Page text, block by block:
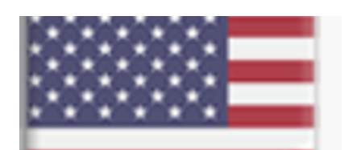
홈센터를 찾는다. 홈센터에서 취급하는 물건들로 집을 한 채 지을 수도
있다는 말을 들은 적이 있다. 정말 건축자재, 공구, 전등 종류를 포함한
간단한 전자제품들은 물론이거니와 인테리어 제품들, 취미 코너 등등으
로 종류별로 구분이 잘 되어있으며, 어떻게 이런 제품까지 있을까 할 정
도로 엄청나게 많은 수의 제품이 진열되어있다. 일상생활에 필요한 물품
중 의류나 식료품 ..